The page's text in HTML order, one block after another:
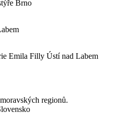
Brno
Emila Filly Ústí nad Labem
regionů.